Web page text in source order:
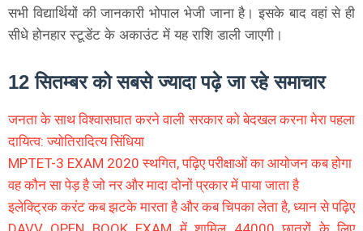
सभी विद्यार्थियों की जानकारी भोपाल भेजी जाना है। इसके बाद वहां से ही
सीधे होनहार स्टूडेंट के अकाउंट में यह राशि डाली जाएगी।
12 सितम्बर को सबसे ज्यादा पढ़े जा रहे समाचार
जनता के साथ विश्वासघात करने वाली सरकार को बेदखल करना मेरा पहला
दायित्व: ज्योतिरादित्य सिंधिया
MPTET-3 EXAM 2020 स्थगित, पढ़िए परीक्षाओं का आयोजन कब होगा
वह कौन सा पेड़ है जो नर और मादा दोनों प्रकार में पाया जाता है
इलेक्ट्रिक करंट कब झटके मारता है और कब चिपका लेता है, ध्यान से पढ़िए